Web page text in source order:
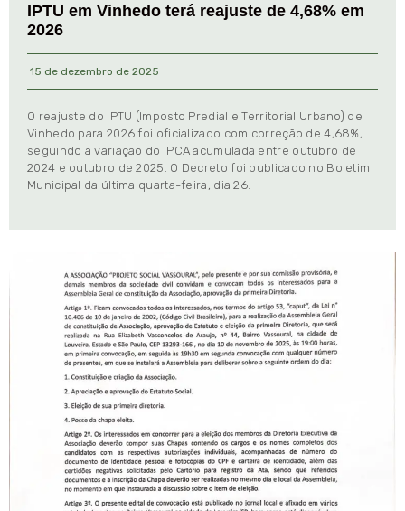
IPTU em Vinhedo terá reajuste de 4,68% em
2026
15 de dezembro de 2025
O reajuste do IPTU (Imposto Predial e Territorial Urbano) de
Vinhedo para 2026 foi oficializado com correção de 4,68%,
seguindo a variação do IPCA acumulada entre outubro de
2024 e outubro de 2025. O Decreto foi publicado no Boletim
Municipal da última quarta-feira, dia 26.